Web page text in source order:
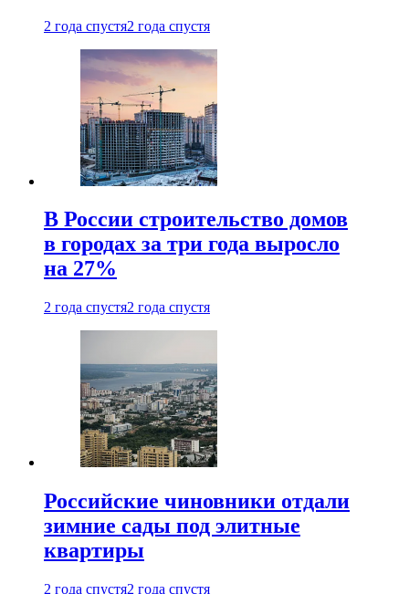
2 года спустя2 года спустя
В России строительство домов
в городах за три года выросло
на 27%
2 года спустя2 года спустя
Российские чиновники отдали
зимние сады под элитные
квартиры
2 года спустя2 года спустя